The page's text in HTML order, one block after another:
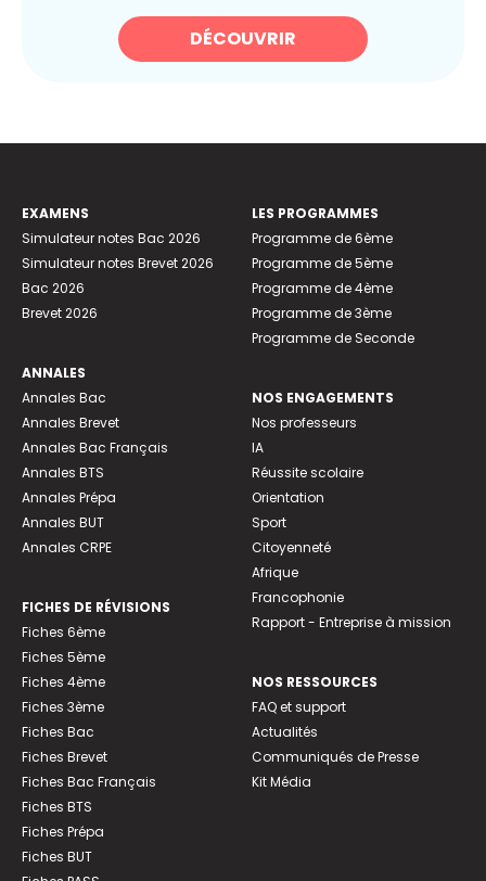
DÉCOUVRIR
EXAMENS
Simulateur notes Bac 2026
Simulateur notes Brevet 2026
Bac 2026
Brevet 2026
ANNALES
Annales Bac
Annales Brevet
Annales Bac Français
Annales BTS
Annales Prépa
Annales BUT
Annales CRPE
FICHES DE RÉVISIONS
Fiches 6ème
Fiches 5ème
Fiches 4ème
Fiches 3ème
Fiches Bac
Fiches Brevet
Fiches Bac Français
Fiches BTS
Fiches Prépa
Fiches BUT
LES PROGRAMMES
Programme de 6ème
Programme de 5ème
Programme de 4ème
Programme de 3ème
Programme de Seconde
NOS ENGAGEMENTS
Nos professeurs
IA
Réussite scolaire
Orientation
Sport
Citoyenneté
Afrique
Francophonie
Rapport - Entreprise à mission
NOS RESSOURCES
FAQ et support
Actualités
Communiqués de Presse
Kit Média